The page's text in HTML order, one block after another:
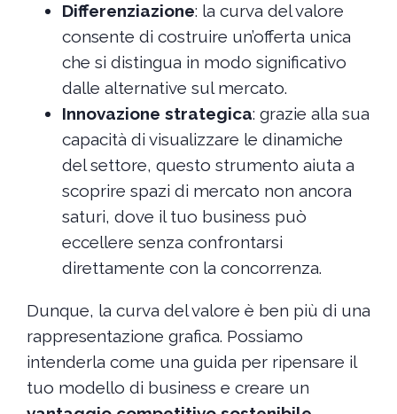
Differenziazione: la curva del valore
consente di costruire un’offerta unica
che si distingua in modo significativo
dalle alternative sul mercato.
Innovazione strategica: grazie alla sua
capacità di visualizzare le dinamiche
del settore, questo strumento aiuta a
scoprire spazi di mercato non ancora
saturi, dove il tuo business può
eccellere senza confrontarsi
direttamente con la concorrenza.
Dunque, la curva del valore è ben più di una
rappresentazione grafica. Possiamo
intenderla come una guida per ripensare il
tuo modello di business e creare un